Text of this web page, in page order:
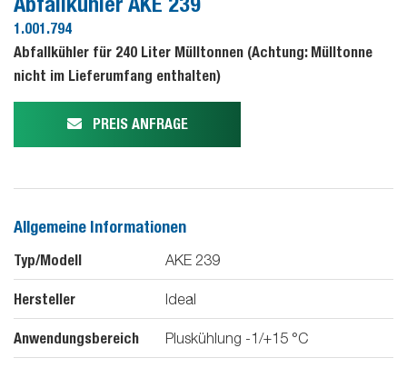
1.001.794
Abfallkühler für 240 Liter Mülltonnen (Achtung: Mülltonne
nicht im Lieferumfang enthalten)
PREIS ANFRAGE
Allgemeine Informationen
Typ/Modell AKE 239
Hersteller Ideal
Anwendungsbereich Pluskühlung -1/+15 °C